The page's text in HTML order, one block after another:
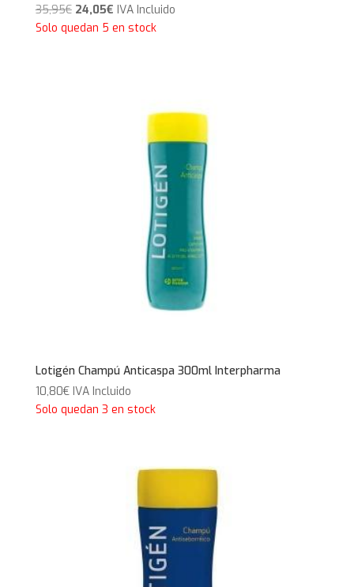
35,95€ El
precio
24,05€El
precio
IVA Incluido
Solo quedan 5 en stock
Lotigén Champú Anticaspa 300ml Interpharma
10,80€ IVA Incluido
Solo quedan 3 en stock